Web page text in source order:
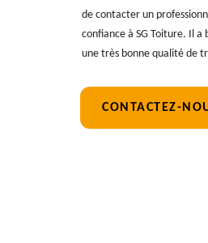
de contacter un
confiance à SG Toiture. Il
une très bonne qualité de
CONTACTEZ-